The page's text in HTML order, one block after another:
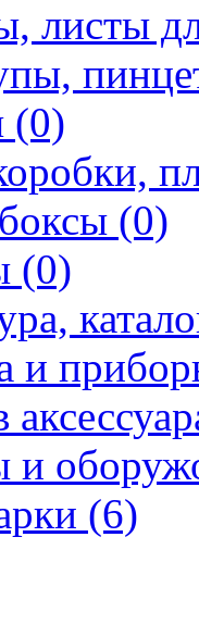
листы
(0)
(0)
(0)
и
и
(6)